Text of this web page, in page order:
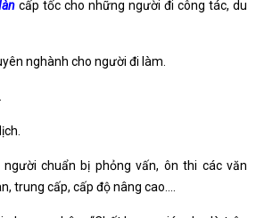
cấp tốc cho những người đi công tác, du
nghành cho người đi làm.
chuẩn bị phỏng vấn, ôn thi các văn
trung cấp, cấp độ nâng cao….